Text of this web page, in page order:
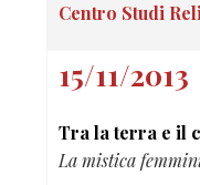
Centro Studi
15/11/2013
Tra la terra e il
La mistica